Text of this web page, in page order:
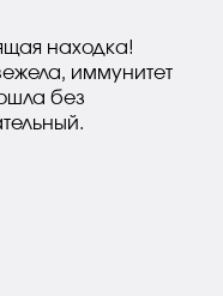
находка!
иммунитет
без